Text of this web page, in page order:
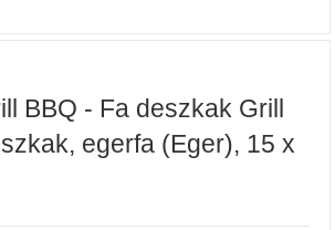
BBQ - Fa deszkak Grill
egerfa (Eger), 15 x